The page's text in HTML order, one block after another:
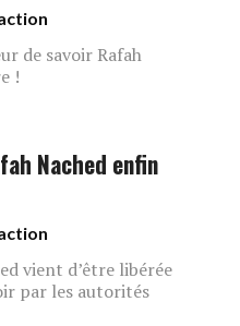
de savoir Rafah
!
Nached enfin
vient d’être libérée
par les autorités